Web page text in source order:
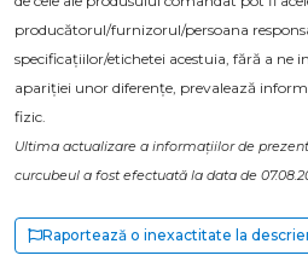
producătorul/furnizorul/persoana
specificațiilor/etichetei acestuia, fără a ne
apariției unor diferențe, prevalează
fizic.
Ultima actualizare a informațiilor de
curcubeul a fost efectuată la data de
Raportează o inexactitate la